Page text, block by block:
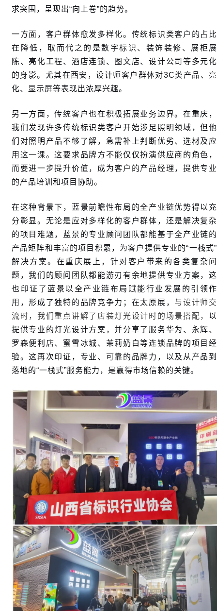
求突围，呈现出“向上卷”的趋势。
一方面，客户群体愈发多样化。传统标识类客户的占比
在降低，取而代之的是数字标识、装饰装修、展柜展
陈、亮化工程、酒店连锁、图文店、设计公司等多元化
的身影。尤其在西安，设计师客户群体对3C类产品、亮
化、显示屏等表现出浓厚兴趣。
另一方面，传统客户也在积极拓展业务边界。在重庆，
我们发现许多传统标识类客户开始涉足照明领域，但他
们对照明产品不够了解，急需补上判断优劣、选材及应
用这一课。这要求品牌方不能仅仅扮演供应商的角色，
而要进一步提升价值，成为客户的产品经理，提供专业
的产品培训和项目协助。
在这种背景下，蓝景前瞻性布局的全产业链优势得以充
分彰显。无论是应对多样化的客户群体，还是解决复杂
的项目难题，蓝景的专业顾问团队都能基于全产业链的
产品矩阵和丰富的项目积累，为客户提供专业的“一栈式”
解决方案。在重庆展上，针对客户带来的各类复杂问
题，我们的顾问团队都能游刃有余地提供专业方案，这
也印证了蓝景以全产业链布局赋能行业发展的引领作
用，形成了独特的品牌竞争力；在太原展， 与设计师交
流时，我们重点讲解了店装灯光设计时的场景搭配， 以
提供专业的灯光设计方案，并分享了服务华为、永辉、
罗森便利店、蜜雪冰城、茉莉奶白等连锁品牌的项目经
验。这再次印证，专业、可靠的品牌力，以及从产品到
落地的“一栈式”服务能力，是赢得市场信赖的关键。